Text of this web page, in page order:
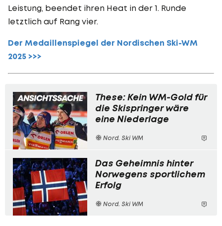
Leistung, beendet ihren Heat in der 1. Runde
letztlich auf Rang vier.
Der Medaillenspiegel der Nordischen Ski-WM
2025 >>>
These: Kein WM-Gold für
die Skispringer wäre
eine Niederlage
Nord. Ski WM
Das Geheimnis hinter
Norwegens sportlichem
Erfolg
Nord. Ski WM